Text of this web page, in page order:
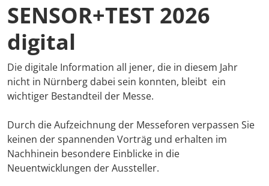
SENSOR+TEST 2026
digital
Die digitale Information all jener, die in diesem Jahr
nicht in Nürnberg dabei sein konnten, bleibt ein
wichtiger Bestandteil der Messe.
Durch die Aufzeichnung der Messeforen verpassen Sie
keinen der spannenden Vorträg und erhalten im
Nachhinein besondere Einblicke in die
Neuentwicklungen der Aussteller.